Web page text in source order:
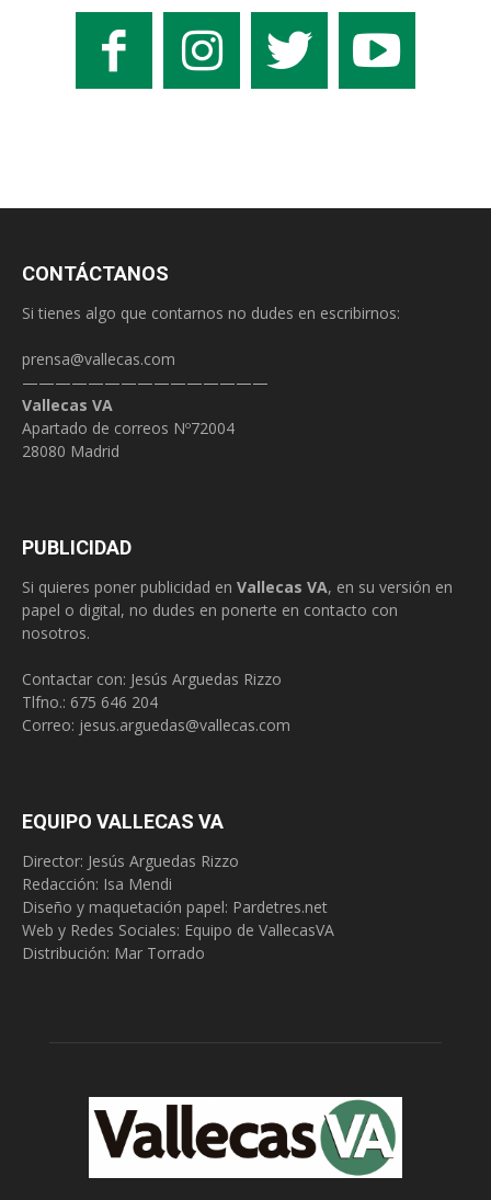
CONTÁCTANOS
Si tienes algo que contarnos no dudes en escribirnos:
prensa@vallecas.com
———————————————
Vallecas VA
Apartado de correos Nº72004
28080 Madrid
PUBLICIDAD
Si quieres poner publicidad en Vallecas VA, en su versión en
papel o digital, no dudes en ponerte en contacto con
nosotros.
Contactar con: Jesús Arguedas Rizzo
Tlfno.: 675 646 204
Correo: jesus.arguedas@vallecas.com
EQUIPO VALLECAS VA
Director: Jesús Arguedas Rizzo
Redacción: Isa Mendi
Diseño y maquetación papel: Pardetres.net
Web y Redes Sociales: Equipo de VallecasVA
Distribución: Mar Torrado